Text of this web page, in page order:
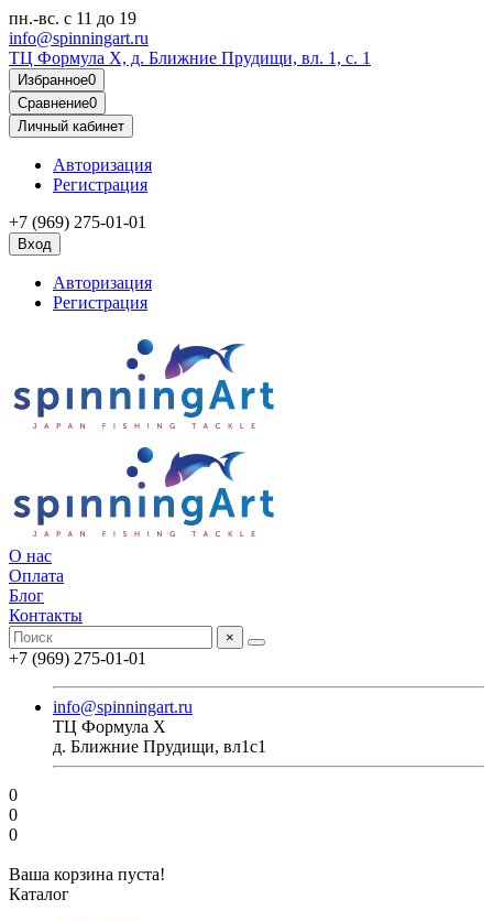
пн.-вс. с 11 до 19
info@spinningart.ru
ТЦ Формула X, д. Ближние Прудищи, вл. 1, с. 1
Избранное0
Сравнение0
Личный кабинет
Авторизация
Регистрация
+7 (969) 275-01-01
Вход
Авторизация
Регистрация
О нас
Оплата
Блог
Контакты
×
+7 (969) 275-01-01
info@spinningart.ru
ТЦ Формула X
д. Ближние Прудищи, вл1с1
0
0
0
Ваша корзина пуста!
Каталог